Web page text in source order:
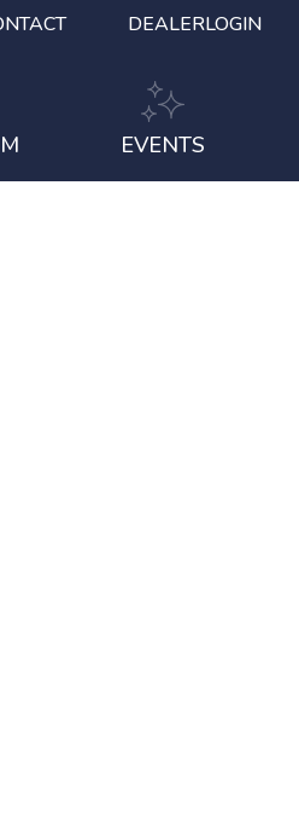
DEALERLOGIN
EVENTS